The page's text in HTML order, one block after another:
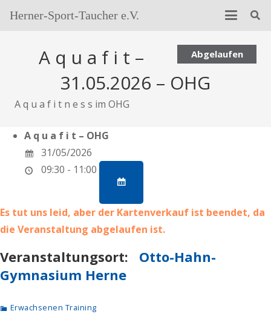
Herner-Sport-Taucher e.V.
Abgelaufen
A q u a f i t –
31.05.2026 – OHG
A q u a f i t n e s s im OHG
A q u a f i t – OHG
31/05/2026
09:30 - 11:00
Es tut uns leid, aber der Kartenverkauf ist beendet, da
die Veranstaltung abgelaufen ist.
Veranstaltungsort:
Otto-Hahn-
Gymnasium Herne
Erwachsenen Training